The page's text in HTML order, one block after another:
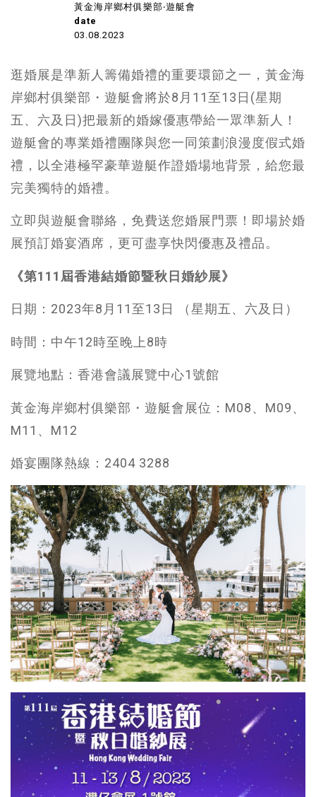
黃金海岸鄉村俱樂部‧遊艇會
date
03.08.2023
逛婚展是準新人籌備婚禮的重要環節之一，黃金海
岸鄉村俱樂部・遊艇會將於8月11至13日(星期
五、六及日)把最新的婚嫁優惠帶給一眾準新人！
遊艇會的專業婚禮團隊與您一同策劃浪漫度假式婚
禮，以全港極罕豪華遊艇作證婚場地背景，給您最
完美獨特的婚禮。
立即與遊艇會聯絡，免費送您婚展門票！即場於婚
展預訂婚宴酒席，更可盡享快閃優惠及禮品。
《第111屆香港結婚節暨秋日婚紗展》
日期：2023年8月11至13日 （星期五、六及日）
時間：中午12時至晚上8時
展覽地點：香港會議展覽中心1號館
黃金海岸鄉村俱樂部・遊艇會展位：M08、M09、
M11、M12
婚宴團隊熱線：2404 3288